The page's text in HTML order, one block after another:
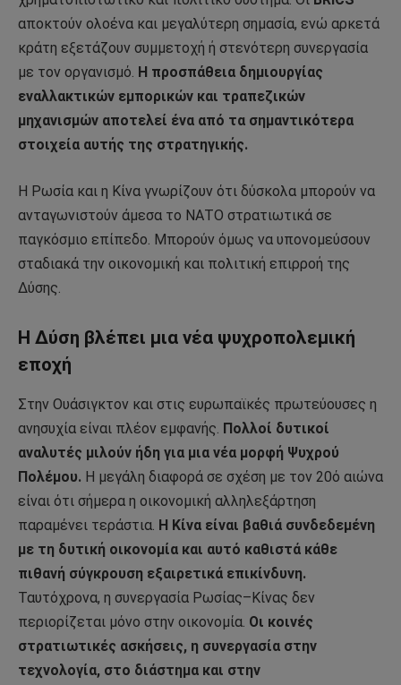
αποκτούν ολοένα και μεγαλύτερη σημασία, ενώ αρκετά
κράτη εξετάζουν συμμετοχή ή στενότερη συνεργασία
με τον οργανισμό. Η προσπάθεια δημιουργίας
εναλλακτικών εμπορικών και τραπεζικών
μηχανισμών αποτελεί ένα από τα σημαντικότερα
στοιχεία αυτής της στρατηγικής.
Η Ρωσία και η Κίνα γνωρίζουν ότι δύσκολα μπορούν να
ανταγωνιστούν άμεσα το ΝΑΤΟ στρατιωτικά σε
παγκόσμιο επίπεδο. Μπορούν όμως να υπονομεύσουν
σταδιακά την οικονομική και πολιτική επιρροή της
Δύσης.
Η Δύση βλέπει μια νέα ψυχροπολεμική
εποχή
Στην Ουάσιγκτον και στις ευρωπαϊκές πρωτεύουσες η
ανησυχία είναι πλέον εμφανής. Πολλοί δυτικοί
αναλυτές μιλούν ήδη για μια νέα μορφή Ψυχρού
Πολέμου. Η μεγάλη διαφορά σε σχέση με τον 20ό αιώνα
είναι ότι σήμερα η οικονομική αλληλεξάρτηση
παραμένει τεράστια. Η Κίνα είναι βαθιά συνδεδεμένη
με τη δυτική οικονομία και αυτό καθιστά κάθε
πιθανή σύγκρουση εξαιρετικά επικίνδυνη.
Ταυτόχρονα, η συνεργασία Ρωσίας–Κίνας δεν
περιορίζεται μόνο στην οικονομία. Οι κοινές
στρατιωτικές ασκήσεις, η συνεργασία στην
τεχνολογία, στο διάστημα και στην